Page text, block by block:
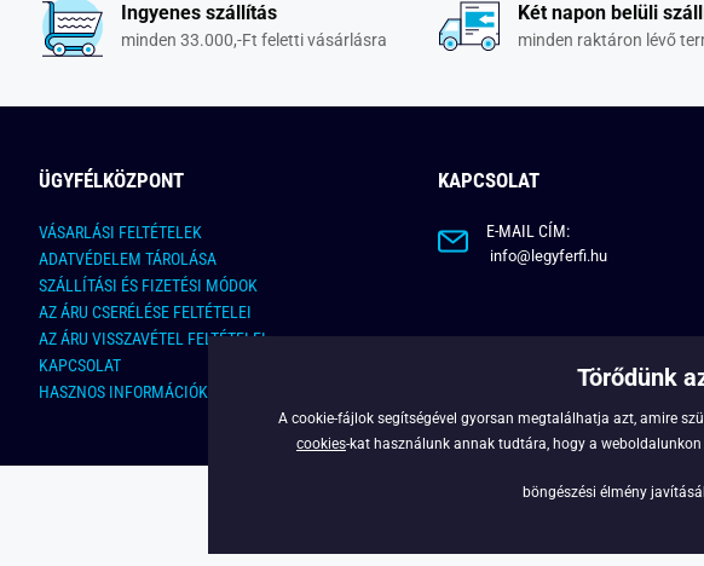
Ingyenes szállítás
minden 33.000,-Ft feletti vásárlásra
Két napon belüli
minden raktáron lévő
ÜGYFÉLKÖZPONT
VÁSARLÁSI FELTÉTELEK
ADATVÉDELEM TÁROLÁSA
SZÁLLÍTÁSI ÉS FIZETÉSI MÓDOK
AZ ÁRU CSERÉLÉSE FELTÉTELEI
AZ ÁRU VISSZAVÉTEL FELTÉTELEI
KAPCSOLAT
HASZNOS INFORMÁCIÓK
KAPCSOLAT
E-MAIL CÍM:
info@legyferfi.hu
Törődünk
A cookie-fájlok segítségével gyorsan megtalálhatja azt, amire
cookies-kat használunk annak tudtára, hogy a
böngészési élmény